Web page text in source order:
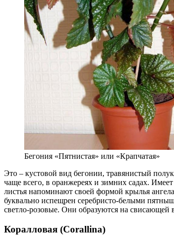
Бегония «Пятнистая» или «Крапчатая»
Это – кустовой вид бегонии, травянистый
чаще всего, в оранжереях и зимних садах.
листья напоминают своей формой крылья
буквально испещрен серебристо-белыми
светло-розовые. Они образуются на
Коралловая (Corallina)